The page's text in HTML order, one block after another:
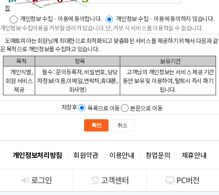
침
개인정보 수집ㆍ이용에 동의합니다.
개인정보 수집ㆍ이용에 동의하지 않습니다.
개인정보 수집이용을 거부할 권리가 있습니다. 단, 거부 시 서비스를 이용하실 수 없습니다.
도매토피아는 회원님께 최대한으로 최적화되고 맞춤화된 서비스를 제공하기 위해서 다음과 같
은 목적으로 개인정보를 수집하고 있습니다.
목적
항목
보유기간
개인식별,
회원 서비스
제공
필수 : 문의등록자, 비밀번호, 담당
자정보(이름,이메일,연락처,휴대폰,
회사명)
고객님의 개인정보는 서비스 제공 기간
동안 보유 및 이용하여, 탈퇴시 즉시 파기
됩니다.
저장후 목록으로 이동 본문으로 이동
확인 취소
개인정보처리방침 회원약관 이용안내 창업문의 제휴안내
회사소개
로그인 고객센터 PC버전